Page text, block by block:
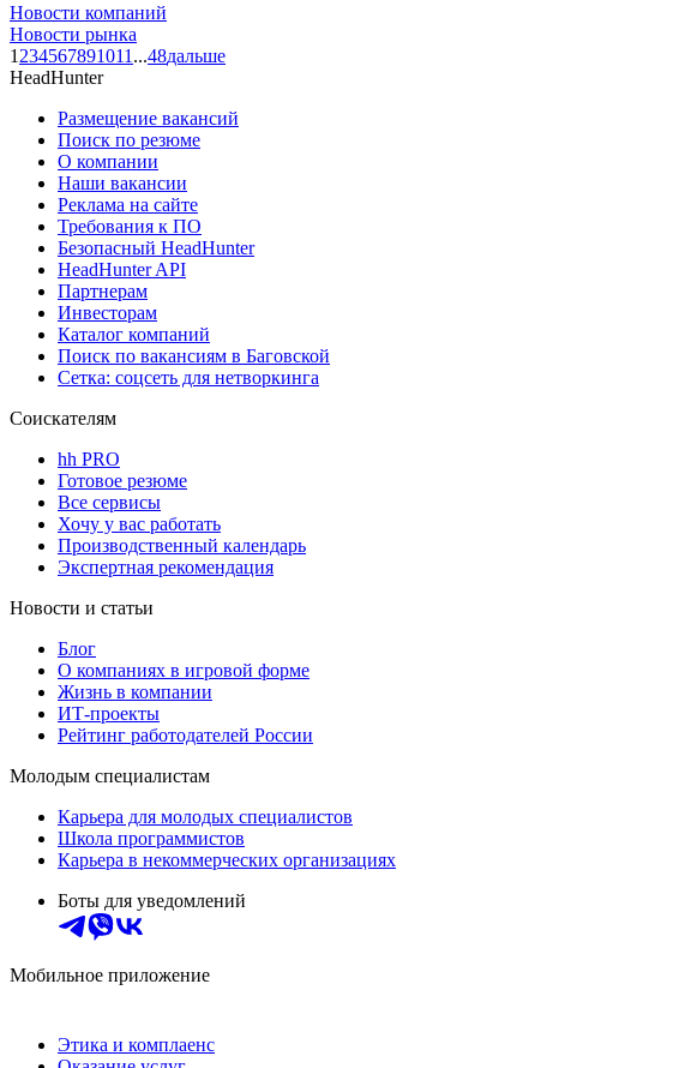
Новости компаний
Новости рынка
1 234567891011 ...48дальше
HeadHunter
Размещение вакансий
Поиск по резюме
О компании
Наши вакансии
Реклама на сайте
Требования к ПО
Безопасный HeadHunter
HeadHunter API
Партнерам
Инвесторам
Каталог компаний
Поиск по вакансиям в Баговской
Сетка: соцсеть для нетворкинга
Соискателям
hh PRO
Готовое резюме
Все сервисы
Хочу у вас работать
Производственный календарь
Экспертная рекомендация
Новости и статьи
Блог
О компаниях в игровой форме
Жизнь в компании
ИТ-проекты
Рейтинг работодателей России
Молодым специалистам
Карьера для молодых специалистов
Школа программистов
Карьера в некоммерческих организациях
Боты для уведомлений
Мобильное приложение
Этика и комплаенс